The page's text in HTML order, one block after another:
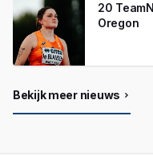
20
Oregon
Bekijk meer nieuws